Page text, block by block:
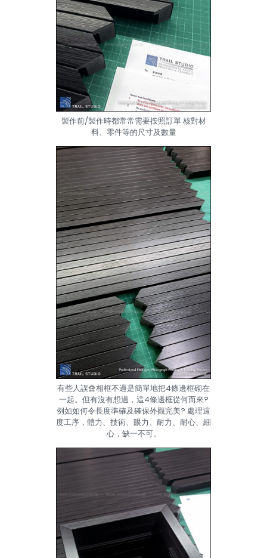
製作前/製作時都常常需要按照訂單 核對材
料、零件等的尺寸及數量
有些人誤會相框不過是簡單地把4條邊框砌在
一起。但有沒有想過，這4條邊框從何而來?
例如如何令長度準確及確保外觀完美? 處理這
度工序，體力、技術、眼力、耐力、耐心、細
心，缺一不可。